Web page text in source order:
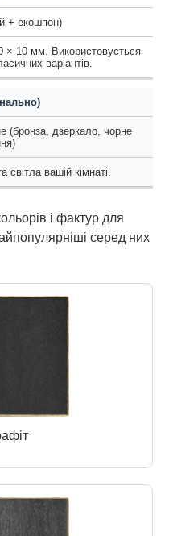
+ екошпон)
× 10 мм. Використовується
варіантів.
(бронза, дзеркало, чорне
світла вашій кімнаті.
і фактур для
серед них